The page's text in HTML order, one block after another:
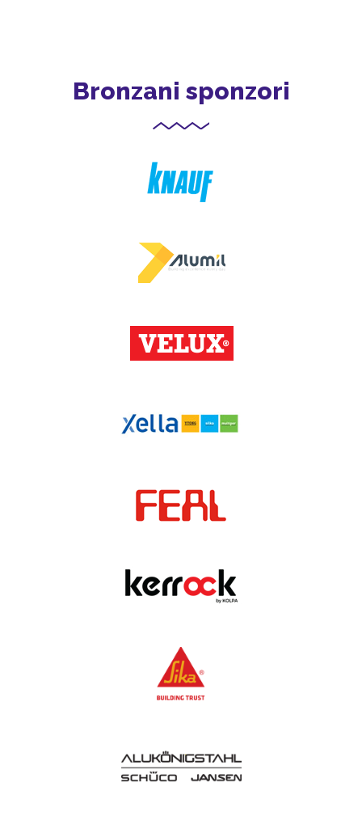
Bronzani sponzori